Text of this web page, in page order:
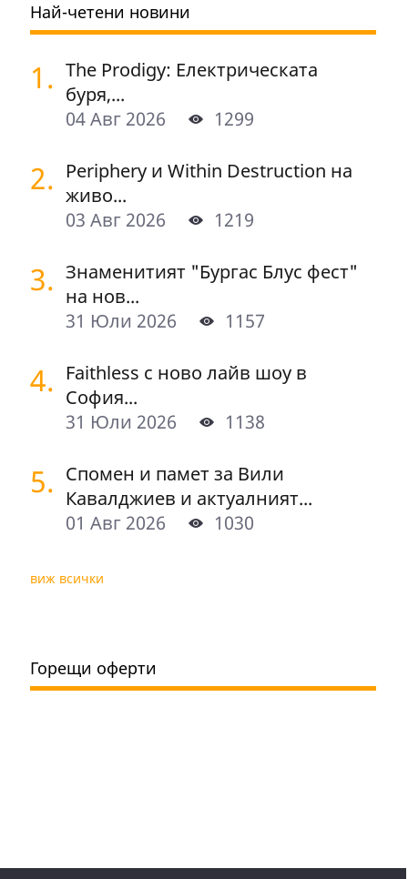
Най-четени новини
1. The Prodigy: Електрическата
буря,...
04 Авг 2026
1299
2. Periphery и Within Destruction на
живо...
03 Авг 2026
1219
3. Знаменитият "Бургас Блус фест"
на нов...
31 Юли 2026
1157
4. Faithless с ново лайв шоу в
София...
31 Юли 2026
1138
5. Спомен и памет за Вили
Кавалджиев и актуалният...
01 Авг 2026
1030
виж всички
Горещи оферти